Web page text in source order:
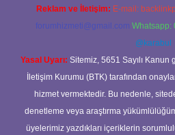
Reklam ve İletişim: E-mail:
forumhizmeti@gmail.com Whatsapp:
@karabul
Yasal Uyarı: Sitemiz, 5651 Sayılı
İletişim Kurumu (BTK) tarafından
hizmet vermektedir. Bu nedenle,
denetleme veya araştırma
üyelerimiz yazdıkları içeriklerin